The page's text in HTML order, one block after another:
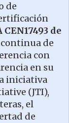
de
CEN17493 de
de
con
en su
iniciativa
(JTI),
el
de